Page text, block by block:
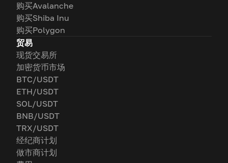
购买Avalanche
购买Shiba Inu
购买Polygon
贸易
现货交易所
加密货币市场
BTC/USDT
ETH/USDT
SOL/USDT
BNB/USDT
TRX/USDT
经纪商计划
做市商计划